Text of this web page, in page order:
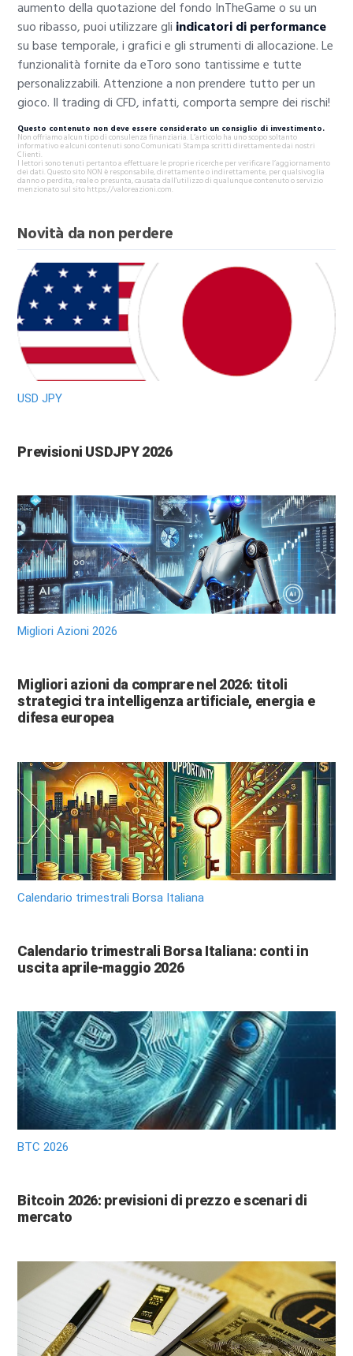
aumento della quotazione del fondo InTheGame o su un
suo ribasso, puoi utilizzare gli indicatori di performance
su base temporale, i grafici e gli strumenti di allocazione. Le
funzionalità fornite da eToro sono tantissime e tutte
personalizzabili. Attenzione a non prendere tutto per un
gioco. Il trading di CFD, infatti, comporta sempre dei rischi!
Questo contenuto non deve essere considerato un consiglio di investimento.
Non offriamo alcun tipo di consulenza finanziaria. L’articolo ha uno scopo soltanto
informativo e alcuni contenuti sono Comunicati Stampa scritti direttamente dai nostri
Clienti.
I lettori sono tenuti pertanto a effettuare le proprie ricerche per verificare l’aggiornamento
dei dati. Questo sito NON è responsabile, direttamente o indirettamente, per qualsivoglia
danno o perdita, reale o presunta, causata dall'utilizzo di qualunque contenuto o servizio
menzionato sul sito https://valoreazioni.com.
Novità da non perdere
USD JPY
Previsioni USDJPY 2026
Migliori Azioni 2026
Migliori azioni da comprare nel 2026: titoli
strategici tra intelligenza artificiale, energia e
difesa europea
Calendario trimestrali Borsa Italiana
Calendario trimestrali Borsa Italiana: conti in
uscita aprile-maggio 2026
BTC 2026
Bitcoin 2026: previsioni di prezzo e scenari di
mercato